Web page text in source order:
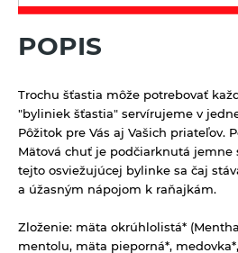
Kávoviny
Latte
Bujóny
Jednodruhové korenie
Pochutiny
Soľ
Špeciality so soľou
Zmesi korenia
Múky a krupice
Biele múky
Chlebové múky
Müsli a raňajkové cereálie
Horčice
Kečupy
Nátierky
Nápoje
100% ovocné šťavy
Cidre
Kombuchy Mana Roots
Octy, mäsové výrobky, oleje
Oleje
Mäsové výrobky
Prírodná kozmetika
Balzamy na pery
Pudingy a dezerty
POPIS
Trochu šťastia môže potrebovať
"byliniek šťastia" servírujeme v
Pôžitok pre Vás aj Vašich priateľov.
Mätová chuť je podčiarknutá jemne
tejto osviežujúcej bylinke sa čaj
a úžasným nápojom k raňajkám.
Zloženie: mäta okrúhlolistá*
mentolu, mäta pieporná*,